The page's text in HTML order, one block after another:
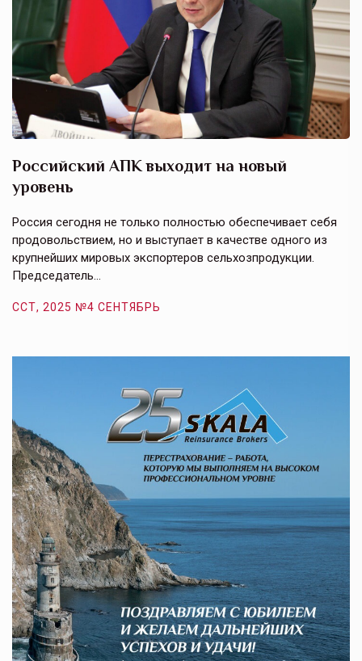
Российский АПК выходит на новый
уровень
Россия сегодня не только полностью обеспечивает себя
продовольствием, но и выступает в качестве одного из
крупнейших мировых экспортеров сельхозпродукции.
Председатель…
ССТ, 2025 №4 СЕНТЯБРЬ